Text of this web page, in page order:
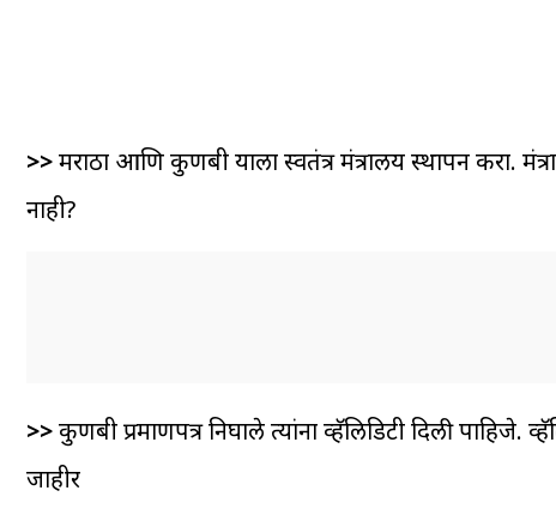
>>मराठा आणि कुणबी याला स्वतंत्र मंत्रालय स्थापन करा.
नाही?
>>कुणबी प्रमाणपत्र निघाले त्यांना व्हॅलिडिटी दिली
जाहीर